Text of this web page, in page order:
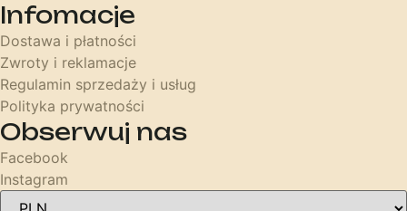
Infomacje
Dostawa i płatności
Zwroty i reklamacje
Regulamin sprzedaży i usług
Polityka prywatności
Obserwuj nas
Facebook
Instagram